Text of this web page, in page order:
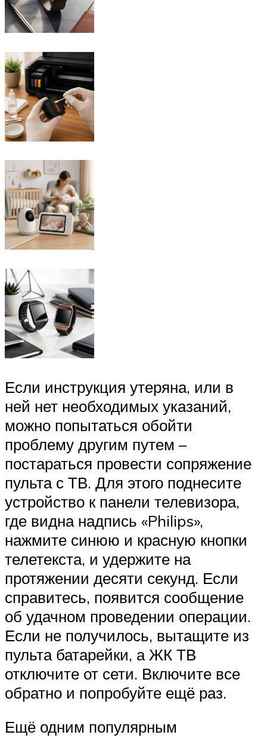
Если инструкция утеряна, или в
ней нет необходимых указаний,
можно попытаться обойти
проблему другим путем –
постараться провести сопряжение
пульта с ТВ. Для этого поднесите
устройство к панели телевизора,
где видна надпись «Philips»,
нажмите синюю и красную кнопки
телетекста, и удержите на
протяжении десяти секунд. Если
справитесь, появится сообщение
об удачном проведении операции.
Если не получилось, вытащите из
пульта батарейки, а ЖК ТВ
отключите от сети. Включите все
обратно и попробуйте ещё раз.
Ещё одним популярным